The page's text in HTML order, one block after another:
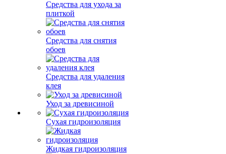
Средства для ухода за
плиткой
Средства для снятия
обоев
Средства для удаления
клея
Уход за древисиной
Сухая гидроизоляция
Жидкая гидроизоляция